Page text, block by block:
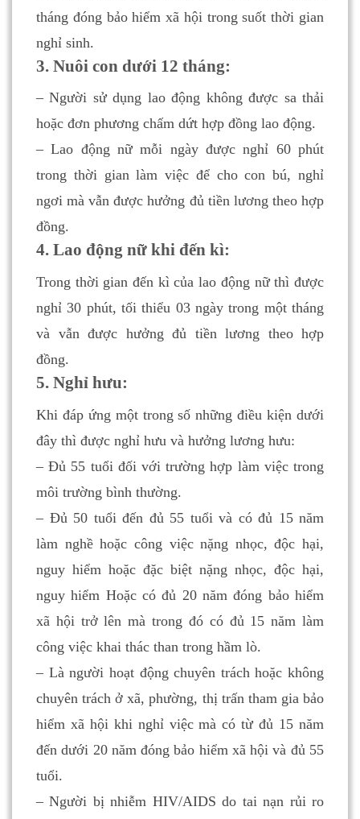
tháng đóng bảo hiểm xã hội trong suốt thời gian
nghỉ sinh.
3. Nuôi con dưới 12 tháng:
– Người sử dụng lao động không được sa thải
hoặc đơn phương chấm dứt hợp đồng lao động.
– Lao động nữ mỗi ngày được nghỉ 60 phút
trong thời gian làm việc để cho con bú, nghỉ
ngơi mà vẫn được hưởng đủ tiền lương theo hợp
đồng.
4. Lao động nữ khi đến kì:
Trong thời gian đến kì của lao động nữ thì được
nghỉ 30 phút, tối thiểu 03 ngày trong một tháng
và vẫn được hưởng đủ tiền lương theo hợp
đồng.
5. Nghỉ hưu:
Khi đáp ứng một trong số những điều kiện dưới
đây thì được nghỉ hưu và hưởng lương hưu:
– Đủ 55 tuổi đối với trường hợp làm việc trong
môi trường bình thường.
– Đủ 50 tuổi đến đủ 55 tuổi và có đủ 15 năm
làm nghề hoặc công việc nặng nhọc, độc hại,
nguy hiểm hoặc đặc biệt nặng nhọc, độc hại,
nguy hiểm Hoặc có đủ 20 năm đóng bảo hiểm
xã hội trở lên mà trong đó có đủ 15 năm làm
công việc khai thác than trong hầm lò.
– Là người hoạt động chuyên trách hoặc không
chuyên trách ở xã, phường, thị trấn tham gia bảo
hiểm xã hội khi nghỉ việc mà có từ đủ 15 năm
đến dưới 20 năm đóng bảo hiểm xã hội và đủ 55
tuổi.
– Người bị nhiễm HIV/AIDS do tai nạn rủi ro